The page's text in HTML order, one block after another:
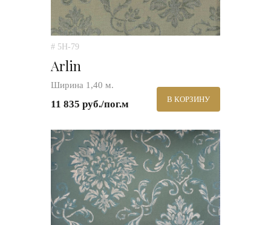
# 5H-79
Arlin
Ширина 1,40 м.
11 835 руб./пог.м В КОРЗИНУ